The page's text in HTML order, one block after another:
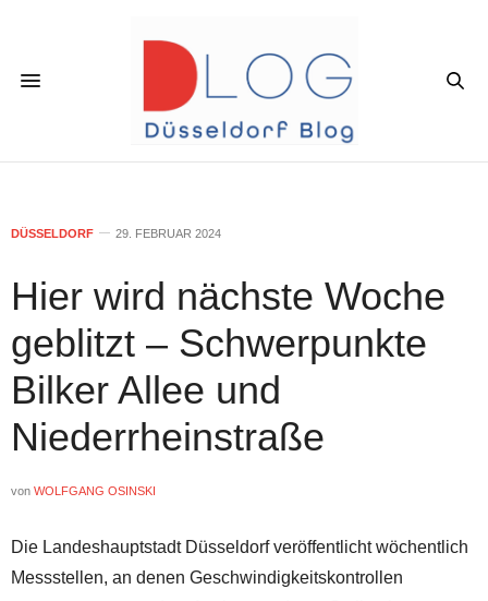
DÜSSELDORF 29. FEBRUAR 2024
Hier wird nächste Woche
geblitzt – Schwerpunkte
Bilker Allee und
Niederrheinstraße
von WOLFGANG OSINSKI
Die Landeshauptstadt Düsseldorf veröffentlicht wöchentlich
Messstellen, an denen Geschwindigkeitskontrollen